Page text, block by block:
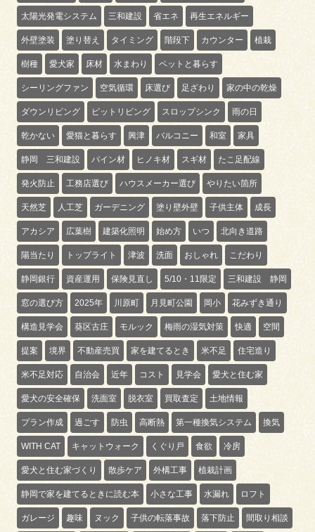
太陽光発電システム 三和建設 省エネ 再生エネルギー
外壁塗装 塗り替え タイミング 階段下 カウンター 植栽
樹種 愛犬家 床材 水まわり ペットと暮らす
シーリングファン 空気循環 床選び 足ざわり 家の中の乾燥
ダウンリビング ピットリビング スロップシンク 雨の日
乾かない 愛猫と暮らす 興津 バルコニー 和室 家具
静岡 三和建設 パイン材 ヒノキ材 スギ材 たこ足配線
発火防止 工務店選び ハウスメーカー選び やりたい箇所
天然芝 人工芝 ガーデニング 塗り壁外壁 子供主体 成長
アカシア 広葉樹 建築化照明 始め方 いつ 北向き道路
陽当たり トップライト 津波 洗面 おしゃれ こだわり
静岡銀行 資産運用 保険見直し 5/10・11限定 三和建設 静岡
窓の選び方 2025年 川原町 月見町公園 岡小 花みずき通り
構造見学会 葵区古庄 モルック 梅雨の湿気対策 快適 空間
提案 境界 不動産売買 家を建てるとき 米不足 住宅造り
米不足対応 自治会 近年 コスト 見学会 愛犬と住む家
愛犬の安全確保 洗面室 脱衣室 買取査定 土地情報
プラン作成 過ごす 防虫 高断熱 第一種換気システム 換気
WITH CAT キャットウォーク くぐり戸 食欲 冷房
愛犬と住む家づくり 散歩ケア 外構工事 植栽計画
静岡で家を建てるときに読む本 小さな工事 水漏れ ロフト
ガレージ 趣味 ヌック 子供の転落事故 落下防止 間取り相談